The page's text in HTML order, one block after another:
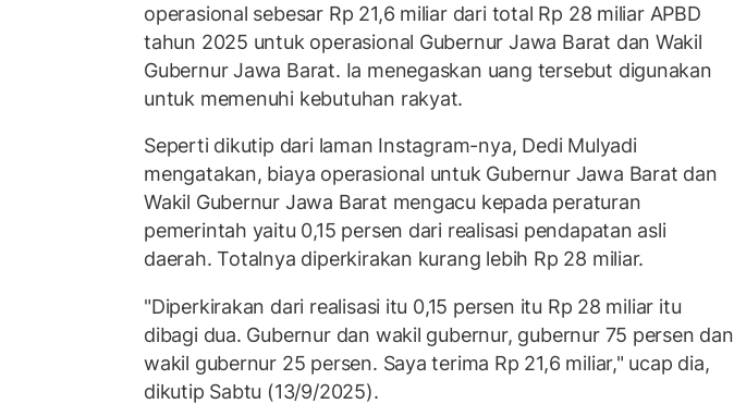
operasional sebesar Rp 21,6 miliar dari total Rp 28 miliar APBD
tahun 2025 untuk operasional Gubernur Jawa Barat dan Wakil
Gubernur Jawa Barat. Ia menegaskan uang tersebut digunakan
untuk memenuhi kebutuhan rakyat.
Seperti dikutip dari laman Instagram-nya, Dedi Mulyadi
mengatakan, biaya operasional untuk Gubernur Jawa Barat dan
Wakil Gubernur Jawa Barat mengacu kepada peraturan
pemerintah yaitu 0,15 persen dari realisasi pendapatan asli
daerah. Totalnya diperkirakan kurang lebih Rp 28 miliar.
"Diperkirakan dari realisasi itu 0,15 persen itu Rp 28 miliar itu
dibagi dua. Gubernur dan wakil gubernur, gubernur 75 persen dan
wakil gubernur 25 persen. Saya terima Rp 21,6 miliar," ucap dia,
dikutip Sabtu (13/9/2025).